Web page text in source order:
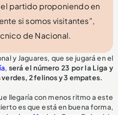
el partido proponiendo en
si somos visitantes”,
de Nacional.
y Jaguares, que se jugará en el
será el número 23 por la Liga y
2 felinos y 3 empates.
llegaría con menos ritmo a este
es que está en buena forma,